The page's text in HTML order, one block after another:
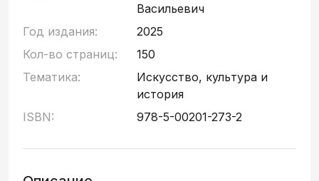
Васильевич
Год издания:
2025
Кол-во страниц:
150
Тематика:
Искусство, культура и
история
ISBN:
978-5-00201-273-2